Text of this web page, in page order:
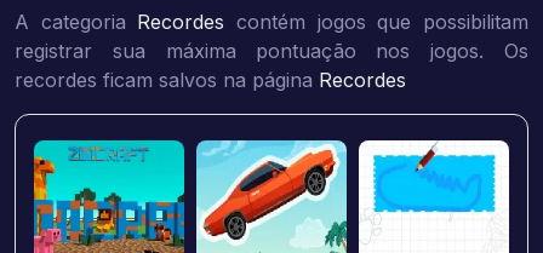
A categoria Recordes contém jogos que possibilitam
registrar sua máxima pontuação nos jogos. Os
recordes ficam salvos na página Recordes